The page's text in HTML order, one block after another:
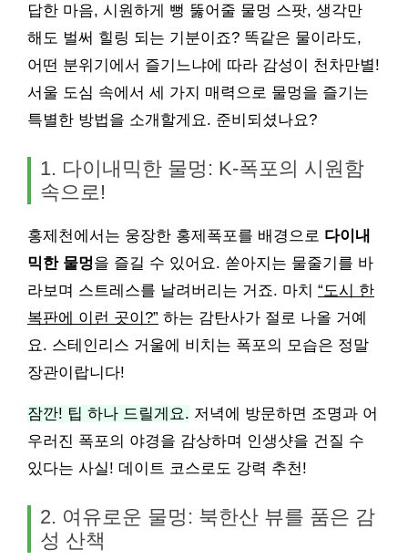
답한 마음, 시원하게 뻥 뚫어줄 물멍 스팟, 생각만
해도 벌써 힐링 되는 기분이죠? 똑같은 물이라도,
어떤 분위기에서 즐기느냐에 따라 감성이 천차만별!
서울 도심 속에서 세 가지 매력으로 물멍을 즐기는
특별한 방법을 소개할게요. 준비되셨나요?
1. 다이내믹한 물멍: K-폭포의 시원함
속으로!
홍제천에서는 웅장한 홍제폭포를 배경으로 다이내
믹한 물멍을 즐길 수 있어요. 쏟아지는 물줄기를 바
라보며 스트레스를 날려버리는 거죠. 마치 “도시 한
복판에 이런 곳이?” 하는 감탄사가 절로 나올 거예
요. 스테인리스 거울에 비치는 폭포의 모습은 정말
장관이랍니다!
잠깐! 팁 하나 드릴게요. 저녁에 방문하면 조명과 어
우러진 폭포의 야경을 감상하며 인생샷을 건질 수
있다는 사실! 데이트 코스로도 강력 추천!
2. 여유로운 물멍: 북한산 뷰를 품은 감
성 산책